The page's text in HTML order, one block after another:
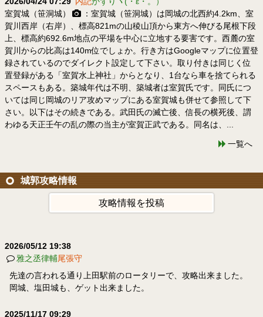
室賀城（笹洞城）
：室賀城（笹洞城）は岡城の北西約4.2km、室
賀川西岸（右岸）、標高821mの山稜山頂から東方へ伸びる尾根下段
上、標高約692.6m地点の平場を中心に立地する要害です。西麓の室
賀川からの比高は140m位でしょか。行き方はGoogleマップに位置登
録されているのでダイレクト設定して下さい。取り付きは同じく位
置登録がある「室賀水上神社」からとなり、1台なら車を捨てられる
スペースもある。築城年代は不明、築城者は室賀氏です。同氏につ
いては同じ岡城のリア攻めマップにある室賀城も併せて参照して下
さい。以下はその続きである。武田氏の滅亡後、信長の横死後、謂
わゆる天正壬午の乱の際の当主が室賀正武である。同名は、...
一覧へ
城郭攻略情報
攻略情報を投稿
2026/05/12 19:38
雅之丞律輔尾張守
先達の言われる通り上田駅前のロータリーで、攻略出来ました。
岡城、塩田城も、ゲット出来ました。
2025/11/17 09:29